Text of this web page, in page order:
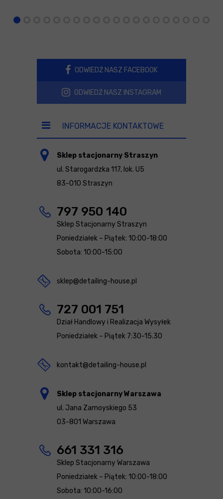
ODWIEDŹ NASZ FACEBOOK
ODWIEDŹ NASZ INSTAGRAM
INFORMACJE KONTAKTOWE
Sklep stacjonarny Straszyn
ul. Starogardzka 117, lok. U5
83-010 Straszyn
797 950 140
Sklep Stacjonarny Straszyn
Poniedziałek – Piątek: 10:00-18:00
Sobota: 10:00-15:00
sklep@detailing-house.pl
727 001 751
Dział Handlowy i Realizacja Wysyłek
Poniedziałek – Piątek 7:30-15.30
kontakt@detailing-house.pl
Sklep stacjonarny Warszawa
ul. Jana Zamoyskiego 53
03-801 Warszawa
661 331 316
Sklep Stacjonarny Warszawa
Poniedziałek – Piątek: 10:00-18:00
Sobota: 10:00-16:00